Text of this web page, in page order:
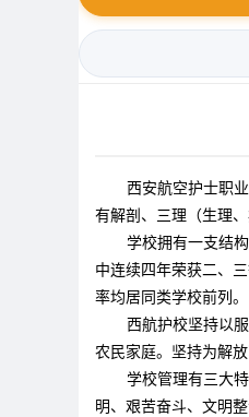
西安航空护士职业
有解剖、三理（生理
学校拥有一支结
中连续四年荣获二、
率均居同类学校前列。
西航护校坚持以
农民家庭。坚持为解
学校管理有三大
明、艰苦奋斗、文明整